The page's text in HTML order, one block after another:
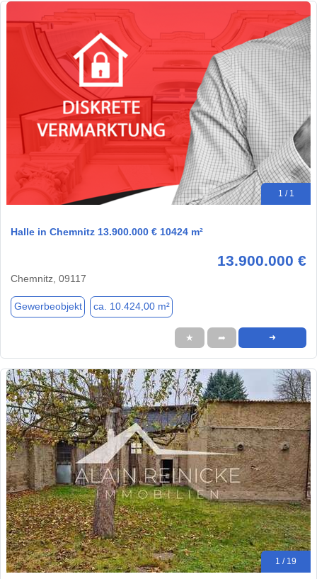
1 / 1
Halle in Chemnitz 13.900.000 € 10424 m²
13.900.000 €
Chemnitz, 09117
Gewerbeobjekt ca. 10.424,00 m²
★ ➦ ➜
1 / 19